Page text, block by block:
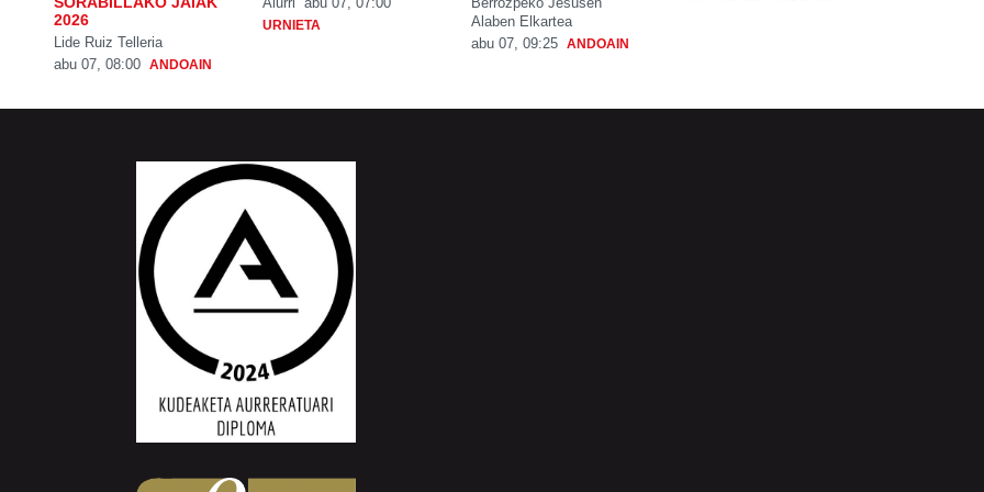
2026
Lide Ruiz Telleria
abu 07, 08:00 ANDOAIN
URNIETA
Alaben Elkartea
abu 07, 09:25 ANDOAIN